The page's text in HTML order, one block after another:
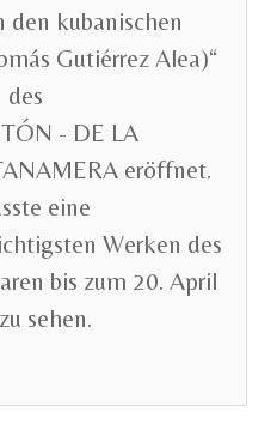
den kubanischen
ás Gutiérrez Alea)“
- DE LA
eröffnet.
e eine
Werken des
bis zum 20. April
sehen.